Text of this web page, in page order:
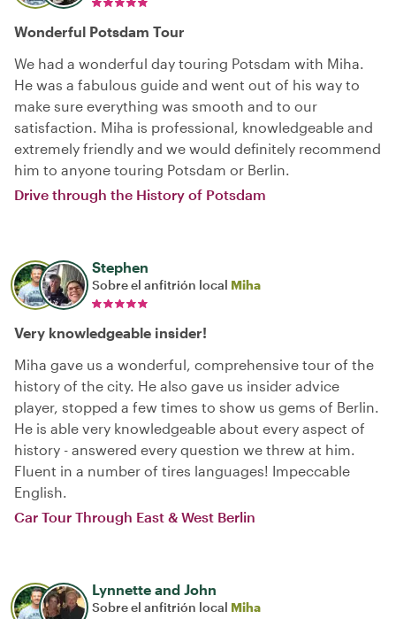
Wonderful Potsdam Tour
We had a wonderful day touring Potsdam with Miha.
He was a fabulous guide and went out of his way to
make sure everything was smooth and to our
satisfaction. Miha is professional, knowledgeable and
extremely friendly and we would definitely recommend
him to anyone touring Potsdam or Berlin.
Drive through the History of Potsdam
Stephen
Sobre el anfitrión local Miha
Very knowledgeable insider!
Miha gave us a wonderful, comprehensive tour of the
history of the city. He also gave us insider advice
player, stopped a few times to show us gems of Berlin.
He is able very knowledgeable about every aspect of
history - answered every question we threw at him.
Fluent in a number of tires languages! Impeccable
English.
Car Tour Through East & West Berlin
Lynnette and John
Sobre el anfitrión local Miha